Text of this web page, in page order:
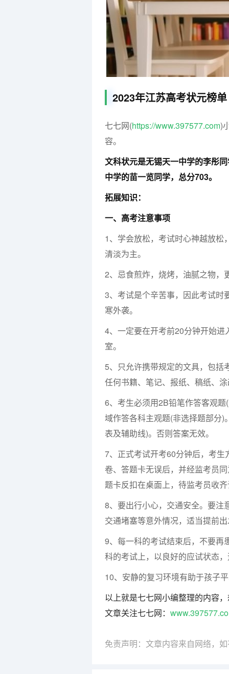
2023年江苏高考状元榜单
七七网(https://www.397577.com)
容。
文科状元是无锡天一中学的李彤
中学的苗一览同学，总分703。
拓展知识：
一、高考注意事项
1、学会放松，考试时心神越放松
清淡为主。
2、忌食煎炸，烧烤，油腻之物，
3、考试是个辛苦事，因此考试时
寒外袭。
4、一定要在开考前20分钟开始
室。
5、只允许携带规定的文具，包括
任何书籍、笔记、报纸、稿纸、
6、考生必须用2B铅笔作答客观
域作答各科主观题(非选择题部分
表及辅助线)。否则答案无效。
7、正式考试开考60分钟后，考
卷、答题卡无误后，并经监考员
题卡反扣在桌面上，待监考员收
8、要出行小心，交通安全。要注
交通堵塞等意外情况，适当提前
9、每一科的考试结束后，不要再
科的考试上，以良好的应试状态
10、安静的复习环境有助于孩子
以上就是七七网小编整理的内容
文章关注七七网：
免责声明：文章内容来自网络，